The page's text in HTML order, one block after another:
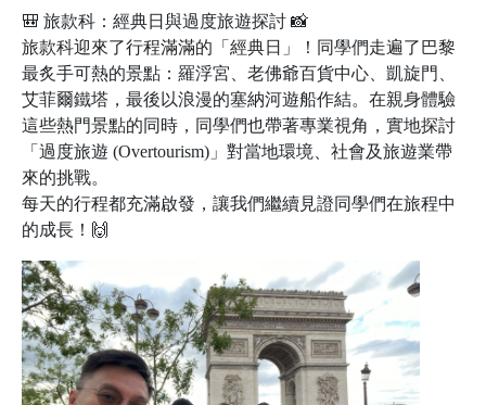
🎒 旅款科：經典日與過度旅遊探討 📸
旅款科迎來了行程滿滿的「經典日」！同學們走遍了巴黎
最炙手可熱的景點：羅浮宮、老佛爺百貨中心、凱旋門、
艾菲爾鐵塔，最後以浪漫的塞納河遊船作結。在親身體驗
這些熱門景點的同時，同學們也帶著專業視角，實地探討
「過度旅遊 (Overtourism)」對當地環境、社會及旅遊業帶
來的挑戰。
每天的行程都充滿啟發，讓我們繼續見證同學們在旅程中
的成長！🙌